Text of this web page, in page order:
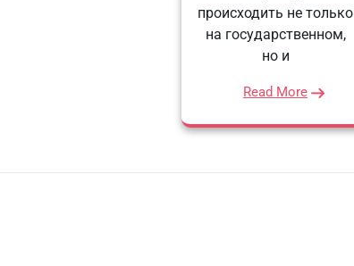
происходить не только
на государственном,
но и
Read More